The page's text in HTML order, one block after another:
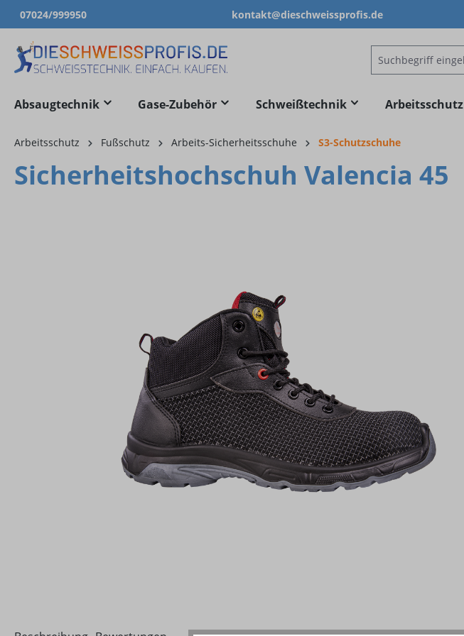
Zur Hauptnavigation springen
07024/999950 kontakt@dieschweissprofis.de
Absaugtechnik Gase-Zubehör Schweißtechnik Arbeitsschutz
Arbeitsschutz Fußschutz Arbeits-Sicherheitsschuhe S3-Schutzschuhe
Sicherheitshochschuh Valencia 45